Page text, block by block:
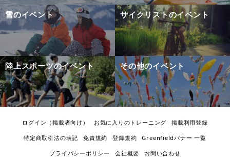
雪のイベント サイクリストのイベント
陸上スポーツのイベント その他のイベント
ログイン（掲載者向け） お気に入りのトレーニング
掲載利用登録
特定商取引法の表記
免責規約 登録規約
Greenfieldバナー 一覧
プライバシーポリシー
会社概要 お問い合わせ